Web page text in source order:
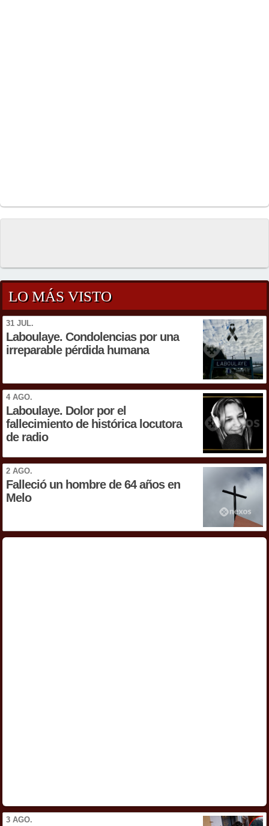
LO MÁS VISTO
31 JUL.
Laboulaye. Condolencias por una
irreparable pérdida humana
4 AGO.
Laboulaye. Dolor por el
fallecimiento de histórica locutora
de radio
2 AGO.
Falleció un hombre de 64 años en
Melo
3 AGO.